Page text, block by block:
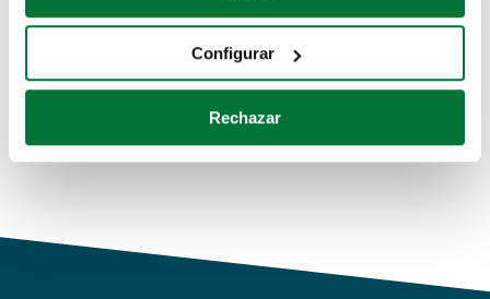
Recopilar información sobre su ubicación geográfica
Identificar su dispositivo analizándolo activamente
para buscar características específicas (huellas
Obtenga más información sobre cómo se procesan sus
de cookies.
Configurar
Rechazar
Coches de km0